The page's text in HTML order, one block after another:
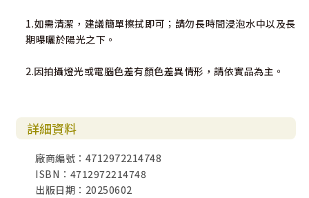
1.如需清潔，建議簡單擦拭即可；請勿長時間浸泡水中以及長
期曝曬於陽光之下。
2.因拍攝燈光或電腦色差有顏色差異情形，請依實品為主。
詳細資料
廠商編號：4712972214748
ISBN：4712972214748
出版日期：20250602